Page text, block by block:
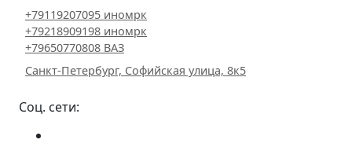
+79119207095 иномрк
+79218909198 иномрк
+79650770808 ВАЗ
Санкт-Петербург, Софийская улица, 8к5
Соц. сети: